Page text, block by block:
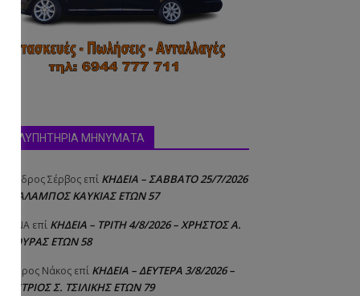
ΜΗΝΥΜΑΤΑ
Σέρβος επί ΚΗΔΕΙΑ – ΣΑΒΒΑΤΟ 25/7/2026
ΚΑΥΚΙΑΣ ΕΤΩΝ 57
επί ΚΗΔΕΙΑ – ΤΡΙΤΗ 4/8/2026 – ΧΡΗΣΤΟΣ Α.
ΕΤΩΝ 58
Νάκος επί ΚΗΔΕΙΑ – ΔΕΥΤΕΡΑ 3/8/2026 –
Σ. ΤΣΙΛΙΚΗΣ ΕΤΩΝ 79